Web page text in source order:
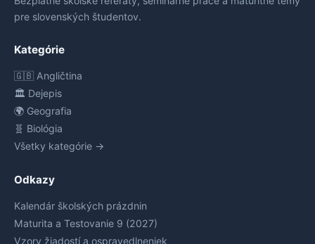
pre slovenských študentov.
Kategórie
🇬🇧 Angličtina
🏛️ Dejepis
🌍 Geografia
🧬 Biológia
Všetky kategórie →
Odkazy
Kalendár školských prázdnin
Maturita a Testovanie 9 (2027)
Vzory žiadostí a ospravedlneniek